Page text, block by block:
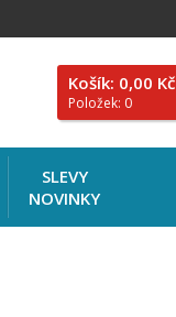
Košík: 0,00 Kč
Položek: 0
SLEVY
NOVINKY